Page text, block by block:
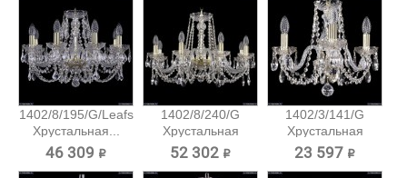
1402/8/195/G/Leafs
Хрустальная...
46 309 ₽
1402/8/240/G
Хрустальная
подвесная...
52 302 ₽
1402/3/141/G
Хрустальная
подвесная...
23 597 ₽